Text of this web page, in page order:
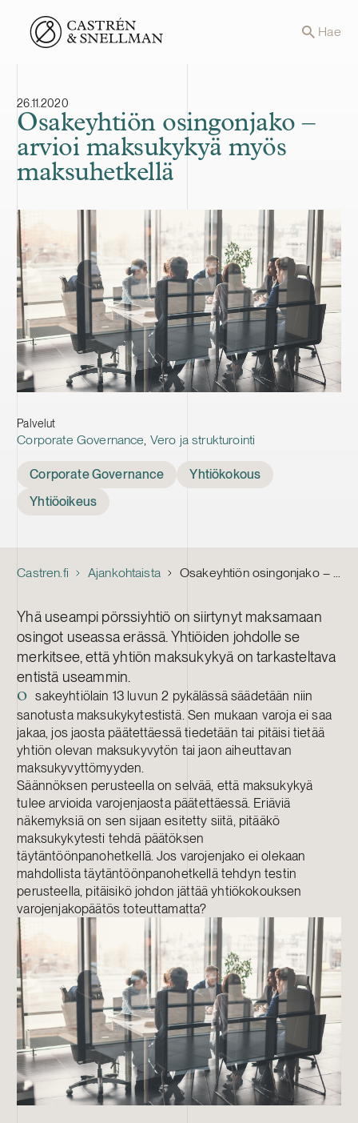
Front page Hae
26.11.2020
Osakeyhtiön osingonjako –
arvioi maksukykyä myös
maksuhetkellä
Palvelut
Corporate Governance, Vero ja strukturointi
Corporate Governance
Yhtiökokous
Yhtiöoikeus
Castren.fi Ajankohtaista Osakeyhtiön osingonjako – arvioi maksukykyä myös maksuhetkellä
Yhä useampi pörssiyhtiö on siirtynyt maksamaan
osingot useassa erässä. Yhtiöiden johdolle se
merkitsee, että yhtiön maksukykyä on tarkasteltava
entistä useammin.
O
sakeyhtiölain 13 luvun 2 pykälässä säädetään niin
sanotusta maksukykytestistä. Sen mukaan varoja ei saa
jakaa, jos jaosta päätettäessä tiedetään tai pitäisi tietää
yhtiön olevan maksukyvytön tai jaon aiheuttavan
maksukyvyttömyyden.
Säännöksen perusteella on selvää, että maksukykyä
tulee arvioida varojenjaosta päätettäessä. Eriäviä
näkemyksiä on sen sijaan esitetty siitä, pitääkö
maksukykytesti tehdä päätöksen
täytäntöönpanohetkellä. Jos varojenjako ei olekaan
mahdollista täytäntöönpanohetkellä tehdyn testin
perusteella, pitäisikö johdon jättää yhtiökokouksen
varojenjakopäätös toteuttamatta?